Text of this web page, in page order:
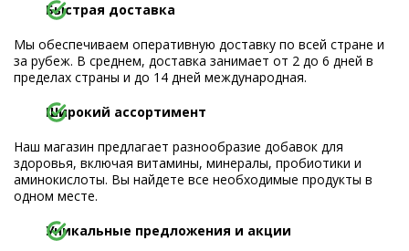
Быстрая доставка
Мы обеспечиваем оперативную доставку по всей стране и
за рубеж. В среднем, доставка занимает от 2 до 6 дней в
пределах страны и до 14 дней международная.
Широкий ассортимент
Наш магазин предлагает разнообразие добавок для
здоровья, включая витамины, минералы, пробиотики и
аминокислоты. Вы найдете все необходимые продукты в
одном месте.
Уникальные предложения и акции